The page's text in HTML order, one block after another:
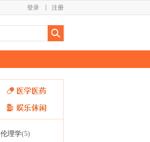
注册
登录
伦理学(5)